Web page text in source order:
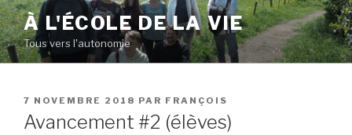
Aller
au
contenu
principal
À L'ÉCOLE DE LA VIE
Tous vers l'autonomie
PUBLIÉ
LE
7 NOVEMBRE 2018 PAR FRANÇOIS
Avancement #2 (élèves)